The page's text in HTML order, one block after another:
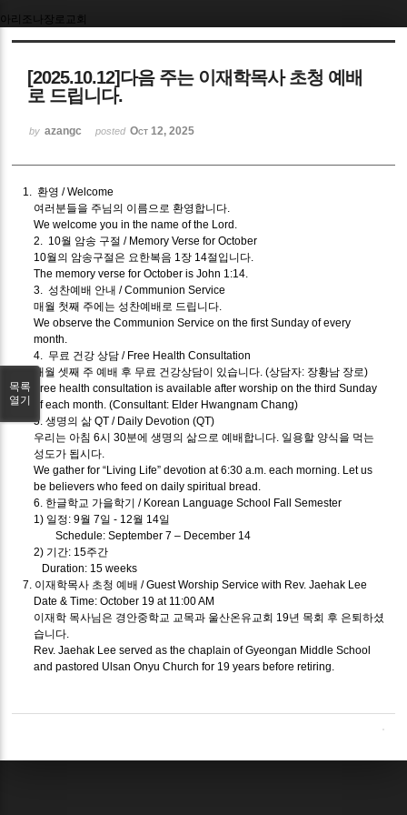
아리조나장로교회
[2025.10.12]다음 주는 이재학목사 초청 예배
로 드립니다.
by azangc posted Oct 12, 2025
1. 환영 / Welcome
여러분들을 주님의 이름으로 환영합니다.
We welcome you in the name of the Lord.
2. 10월 암송 구절 / Memory Verse for October
10월의 암송구절은 요한복음 1장 14절입니다.
The memory verse for October is John 1:14.
3. 성찬예배 안내 / Communion Service
매월 첫째 주에는 성찬예배로 드립니다.
We observe the Communion Service on the first Sunday of every
month.
4. 무료 건강 상담 / Free Health Consultation
매월 셋째 주 예배 후 무료 건강상담이 있습니다. (상담자: 장황남 장로)
Free health consultation is available after worship on the third Sunday
of each month. (Consultant: Elder Hwangnam Chang)
5. 생명의 삶 QT / Daily Devotion (QT)
우리는 아침 6시 30분에 생명의 삶으로 예배합니다. 일용할 양식을 먹는
성도가 됩시다.
We gather for “Living Life” devotion at 6:30 a.m. each morning. Let us
be believers who feed on daily spiritual bread.
6. 한글학교 가을학기 / Korean Language School Fall Semester
1) 일정: 9월 7일 - 12월 14일
Schedule: September 7 – December 14
2) 기간: 15주간
Duration: 15 weeks
7. 이재학목사 초청 예배 / Guest Worship Service with Rev. Jaehak Lee
Date & Time: October 19 at 11:00 AM
이재학 목사님은 경안중학교 교목과 울산온유교회 19년 목회 후 은퇴하셨
습니다.
Rev. Jaehak Lee served as the chaplain of Gyeongan Middle School
and pastored Ulsan Onyu Church for 19 years before retiring.
목록
열기
Sketchbook5, 스케치북5
Sketchbook5, 스케치북5